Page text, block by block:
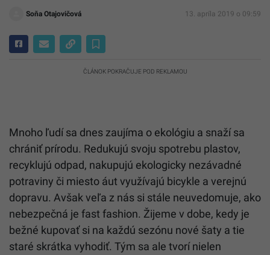
Soňa Otajovičová 13. apríla 2019 o 09:59
ČLÁNOK POKRAČUJE POD REKLAMOU
Mnoho ľudí sa dnes zaujíma o ekológiu a snaží sa
chrániť prírodu. Redukujú svoju spotrebu plastov,
recyklujú odpad, nakupujú ekologicky nezávadné
potraviny či miesto áut využívajú bicykle a verejnú
dopravu. Avšak veľa z nás si stále neuvedomuje, ako
nebezpečná je fast fashion. Žijeme v dobe, kedy je
bežné kupovať si na každú sezónu nové šaty a tie
staré skrátka vyhodiť. Tým sa ale tvorí nielen